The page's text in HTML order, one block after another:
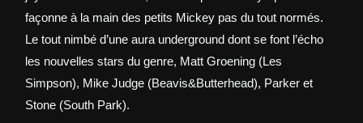
façonne à la main des petits Mickey pas du tout normés.
Le tout nimbé d’une aura underground dont se font l’écho
les nouvelles stars du genre, Matt Groening (Les
Simpson), Mike Judge (Beavis&Butterhead), Parker et
Stone (South Park).